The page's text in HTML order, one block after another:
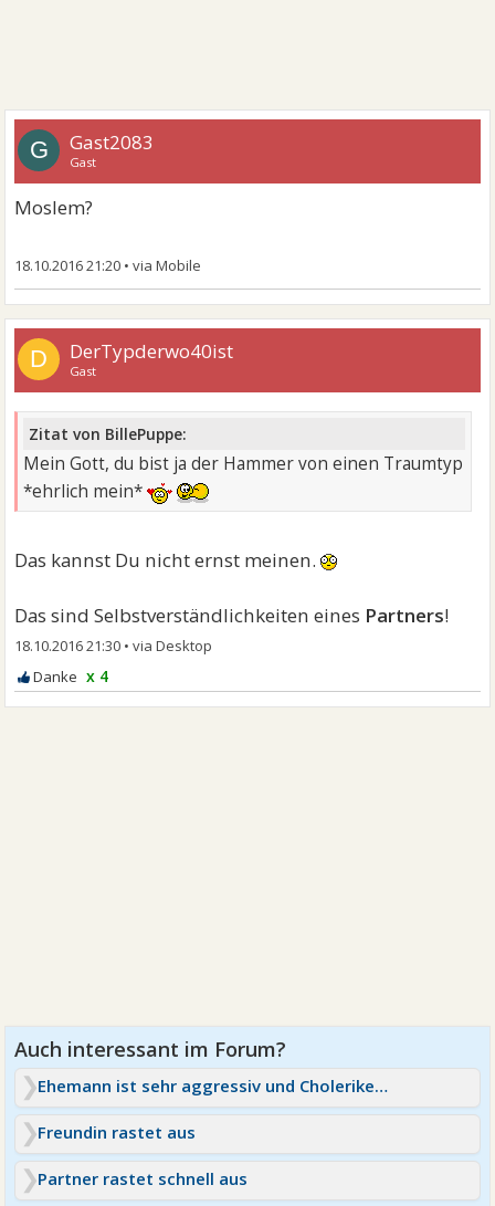
G Gast2083
Gast
Moslem?
18.10.2016 21:20 •
D DerTypderwo40ist
Gast
Zitat von BillePuppe:
Mein Gott, du bist ja der Hammer von einen Traumtyp
*ehrlich mein*
Das kannst Du nicht ernst meinen.
Das sind Selbstverständlichkeiten eines Partners!
18.10.2016 21:30 •
x 4
Ehemann ist sehr aggressiv und Choleriker - was tun?
Freundin rastet aus
Partner rastet schnell aus